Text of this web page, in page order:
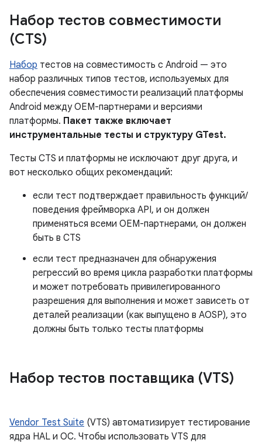
Набор тестов совместимости
(CTS)
Набор тестов на совместимость с Android — это
набор различных типов тестов, используемых для
обеспечения совместимости реализаций платформы
Android между OEM-партнерами и версиями
платформы. Пакет также включает
инструментальные тесты и структуру GTest.
Тесты CTS и платформы не исключают друг друга, и
вот несколько общих рекомендаций:
если тест подтверждает правильность функций/
поведения фреймворка API, и он должен
применяться всеми OEM-партнерами, он должен
быть в CTS
если тест предназначен для обнаружения
регрессий во время цикла разработки платформы
и может потребовать привилегированного
разрешения для выполнения и может зависеть от
деталей реализации (как выпущено в AOSP), это
должны быть только тесты платформы
Набор тестов поставщика (VTS)
Vendor Test Suite (VTS) автоматизирует тестирование
ядра HAL и ОС. Чтобы использовать VTS для